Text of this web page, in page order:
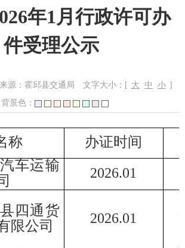
年1月行政许可办
件受理公示
来源：霍邱县交通局 文字大小：[ 大 中 小 ]
景色：
称
办证时间
车运输
2026.01
四通货
限公司
2026.01